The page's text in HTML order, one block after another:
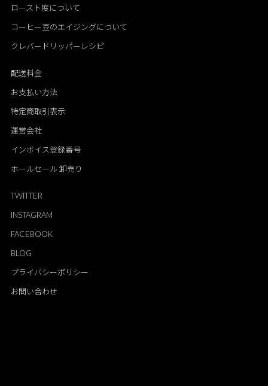
ロースト度について
コーヒー豆のエイジングについて
クレバードリッパーレシピ
配送料金
お支払い方法
特定商取引表示
運営会社
インボイス登録番号
ホールセール 卸売り
TWITTER
INSTAGRAM
FACEBOOK
BLOG
プライバシーポリシー
お問い合わせ